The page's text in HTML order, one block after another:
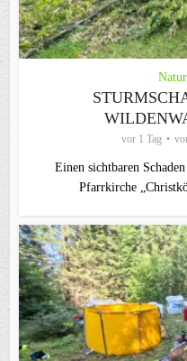
vor 1 Tag
Einen sichtbaren
Pfarrkirche